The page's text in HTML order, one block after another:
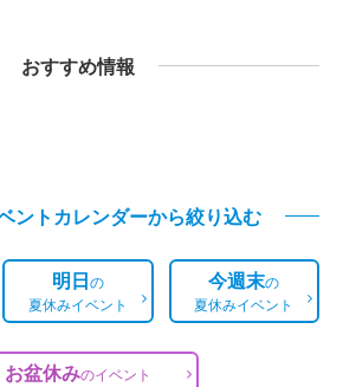
おすすめ情報
ントカレンダーから絞り込む
明日の
夏休みイベント
今週末の
夏休みイベント
お盆休みのイベント